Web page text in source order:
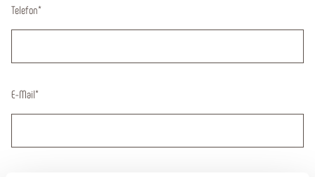
Telefon*
E-Mail*